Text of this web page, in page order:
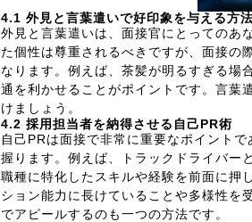
4.1 外見と言葉遣いで好印象を与える方法
外見と言葉遣いは、面接官にとってのあ
た個性は尊重されるべきですが、面接の
なります。例えば、茶髪が明るすぎる場
通を利かせることがポイントです。言葉
けましょう。
4.2 採用担当者を納得させる自己PR術
自己PRは面接で非常に重要なポイント
握ります。例えば、トラックドライバー
職種に特化したスキルや経験を前面に押
ション能力に長けていることや多様性を
でアピールするのも一つの方法です。